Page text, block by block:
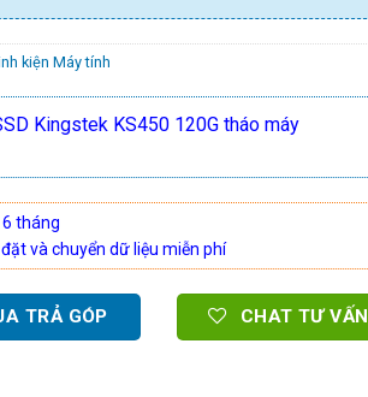
kiện Máy tính
Kingstek KS450 120G tháo máy
tháng
và chuyển dữ liệu miễn phí
TRẢ GÓP CHAT TƯ VẤN